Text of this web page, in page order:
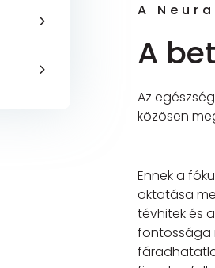
A
A
Az
közösen
Ennek a
oktatása
tévhitek és
fontossága